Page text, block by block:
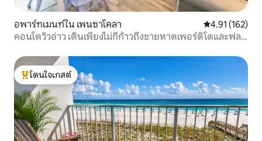
อพาร์ทเมนท์ใน เพนซาโคลา คะแนนเฉลี่ย
4.91 (162)
คอนโดวิวอ่าว เดินเพียงไม่กี่ก้าวถึงชายหาดเพอร์ดิโดและฟล
โดนใจเกสต์ที่สุด
โดนใจเกสต์